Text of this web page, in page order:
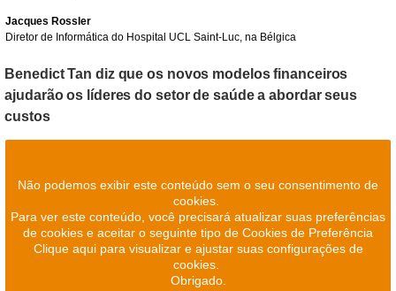
Jacques Rossler
Diretor de Informática do Hospital UCL Saint-Luc, na Bélgica
Benedict Tan diz que os novos modelos financeiros
ajudarão os líderes do setor de saúde a abordar seus
custos
Não podemos exibir este conteúdo sem o seu consentimento de
cookies.
Para ver este conteúdo, você precisará atualizar suas preferências
de cookies e aceitar o seguinte tipo de Cookies de Preferência
Clique aqui para visualizar e ajustar suas configurações de
cookies.
Obrigado.